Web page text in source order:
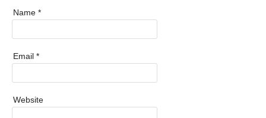
Name *
Email *
Website